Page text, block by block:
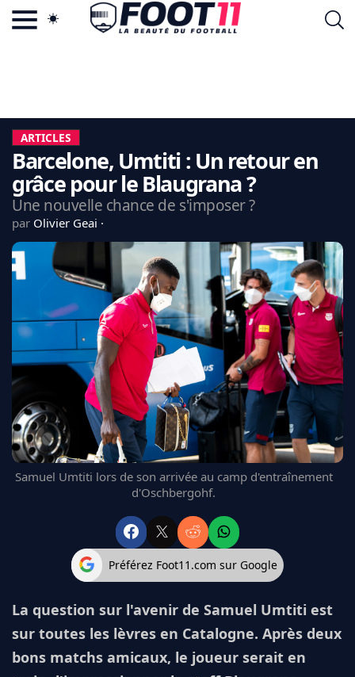
LA CHARTE
VIE PRIVÉE
CGU
CONTACTEZ-NOUS
MERCATO
CDM 2026
PSG
LIGUE 1
REAL MADRID
FC BARCELONE
MANCHESTER UNITED
CHELSEA
ARSENAL
BAYERN
L'AVIS DE LA RÉDAC'
ARTICLES
Barcelone, Umtiti : Un retour en
grâce pour le Blaugrana ?
Une nouvelle chance de s'imposer ?
par Olivier Geai
Samuel Umtiti lors de son arrivée au camp d'entraînement
d'Oschbergohf.
Préférez Foot11.com sur Google
La question sur l'avenir de Samuel Umtiti est
sur toutes les lèvres en Catalogne. Après deux
bons matchs amicaux, le joueur serait en